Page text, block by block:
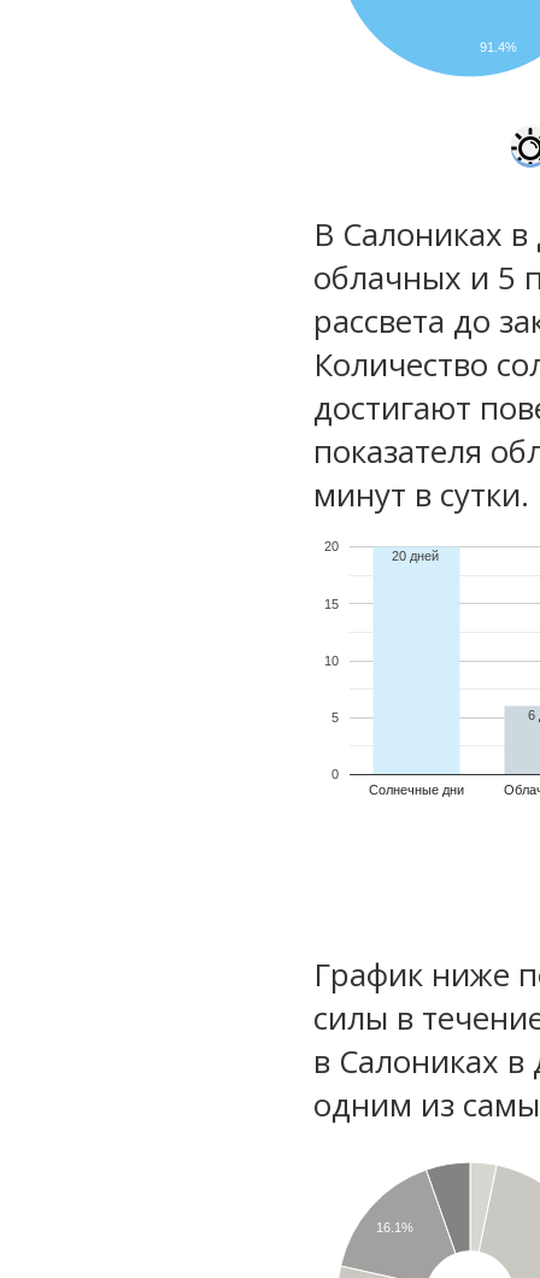
91.4%
В Салониках
облачных и 5
рассвета до
Количество
достигают
показателя
минут в сутки.
Солнечные дни
0
5
10
15
20
20 дней
6
График ниже
силы в
в Салониках в
одним из
16.1%